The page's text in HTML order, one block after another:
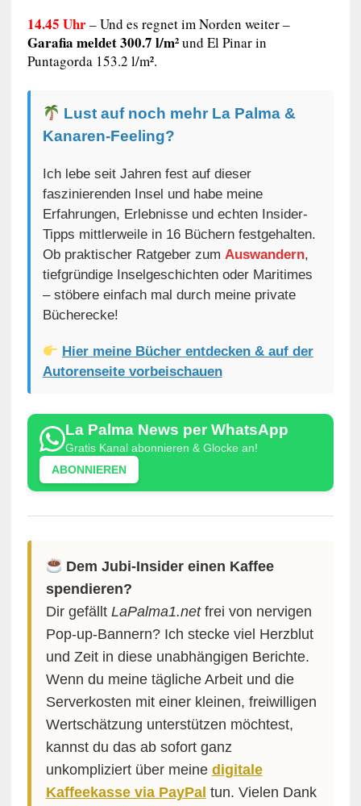
14.45 Uhr– Und es regnet im Norden weiter –
Garafia meldet 300.7 l/m²und El Pinar in
Puntagorda 153.2 l/m².
Lust auf noch mehr La Palma &
Kanaren-Feeling?
Ich lebe seit Jahren fest auf dieser
faszinierenden Insel und habe meine
Erfahrungen, Erlebnisse und echten Insider-
Tipps mittlerweile in 16 Büchern festgehalten.
Ob praktischer Ratgeber zum Auswandern,
tiefgründige Inselgeschichten oder Maritimes
– stöbere einfach mal durch meine private
Bücherecke!
Hier meine Bücher entdecken & auf der
Autorenseite vorbeischauen
La Palma News per WhatsApp
Gratis Kanal abonnieren & Glocke an!
ABONNIEREN
Dem Jubi-Insider einen Kaffee
spendieren?
Dir gefällt LaPalma1.netfrei von nervigen
Pop-up-Bannern? Ich stecke viel Herzblut
und Zeit in diese unabhängigen Berichte.
Wenn du meine tägliche Arbeit und die
Serverkosten mit einer kleinen, freiwilligen
Wertschätzung unterstützen möchtest,
kannst du das ab sofort ganz
unkompliziert über meine digitale
Kaffeekasse via PayPal tun. Vielen Dank